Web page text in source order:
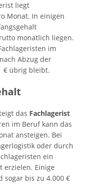
liegt
Monat. In einigen
monatlich liegen.
im
Abzug der
€ übrig bleibt.
das Fachlagerist
im Beruf kann das
ansteigen. Bei
oder durch
ein
erzielen. Einige
sogar bis zu 4.000 €